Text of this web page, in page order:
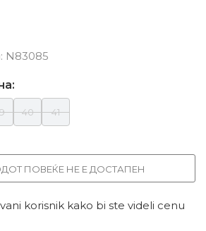
N83085
40 41
ПОВЕЌЕ НЕ Е ДОСТАПЕН
korisnik kako bi ste videli cenu